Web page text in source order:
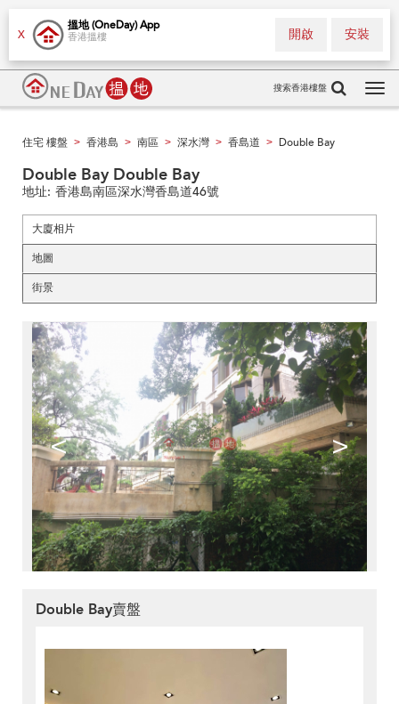
X
搵地 (OneDay) App
香港搵樓 安裝
開啟
搜索香港樓盤
住宅 樓盤 > 香港島 > 南區 > 深水灣 > 香島道 > Double Bay
Double Bay Double Bay
地址: 香港島南區深水灣香島道46號
大廈相片
地圖
街景
< >
Double Bay賣盤